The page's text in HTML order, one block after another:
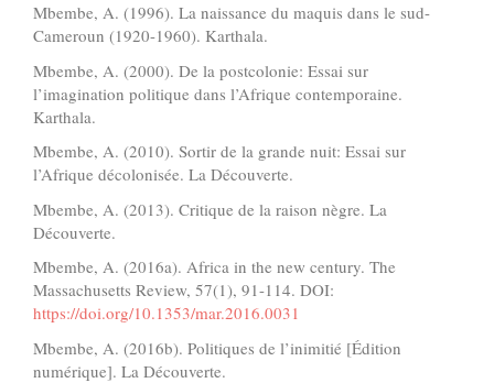
Mbembe, A. (1996). La naissance du maquis dans le sud-
Cameroun (1920-1960). Karthala.
Mbembe, A. (2000). De la postcolonie: Essai sur
l’imagination politique dans l’Afrique contemporaine.
Karthala.
Mbembe, A. (2010). Sortir de la grande nuit: Essai sur
l’Afrique décolonisée. La Découverte.
Mbembe, A. (2013). Critique de la raison nègre. La
Découverte.
Mbembe, A. (2016a). Africa in the new century. The
Massachusetts Review, 57(1), 91-114. DOI:
https://doi.org/10.1353/mar.2016.0031
Mbembe, A. (2016b). Politiques de l’inimitié [Édition
numérique]. La Découverte.